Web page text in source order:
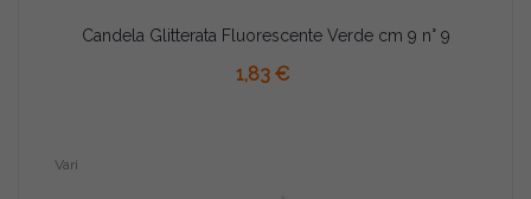
Candela Glitterata Fluorescente Verde cm 9 n° 9
1,83 €
Vari